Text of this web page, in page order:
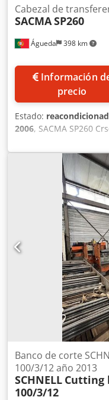
Águeda 398 km
Cabezal de
SACMASP260
Información de
precio
Estado:
2006, SACMA SP260
matrices: 5 Tonelaje
máximo de corte a
de corte: 85 mm
mm Recorrido
Velocidad, piezas por
Banco de corte
100/3/12 año 2013
SCHNELL Cutting
100/3/12